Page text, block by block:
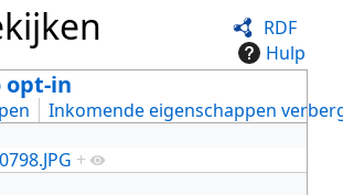
RDF
Hulp
opt-in
Inkomende eigenschappen
+